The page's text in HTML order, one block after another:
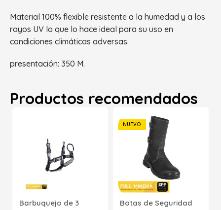
Material 100% flexible resistente a la humedad y a los
rayos UV lo que lo hace ideal para su uso en
condiciones climáticas adversas.
presentación: 350 M.
Productos recomendados
Barbuquejo de 3
NUEVO
Botas de Seguridad